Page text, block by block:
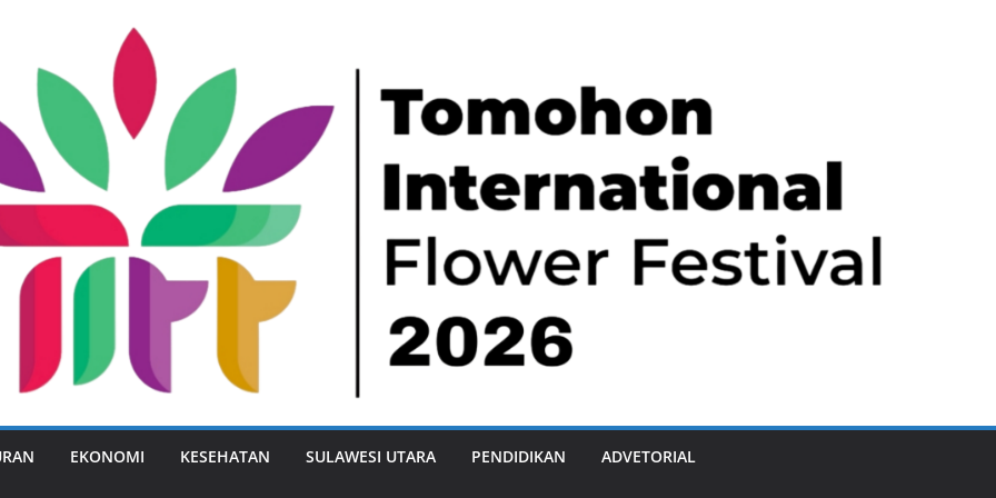
EKONOMI KESEHATAN SULAWESI UTARA PENDIDIKAN ADVETORIAL